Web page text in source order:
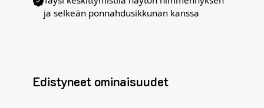
ja selkeän ponnahdusikkunan kanssa
Edistyneet ominaisuudet